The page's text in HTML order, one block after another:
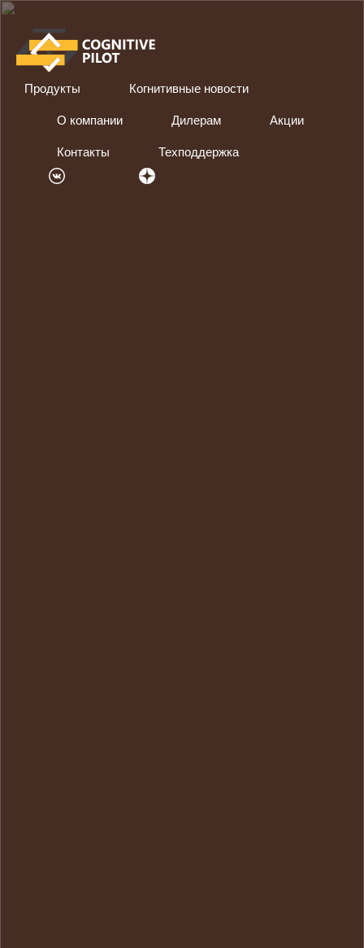
Продукты Когнитивные новости
О компании Дилерам Акции
Контакты Техподдержка